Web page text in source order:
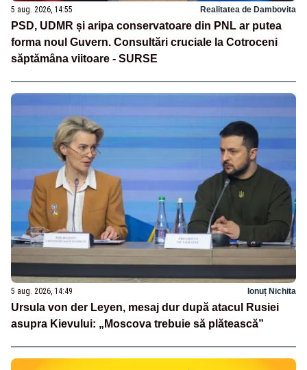
5 aug. 2026, 14:55 Realitatea de Dambovita
PSD, UDMR și aripa conservatoare din PNL ar putea
forma noul Guvern. Consultări cruciale la Cotroceni
săptămâna viitoare - SURSE
5 aug. 2026, 14:49 Ionuț Nichita
Ursula von der Leyen, mesaj dur după atacul Rusiei
asupra Kievului: „Moscova trebuie să plătească”